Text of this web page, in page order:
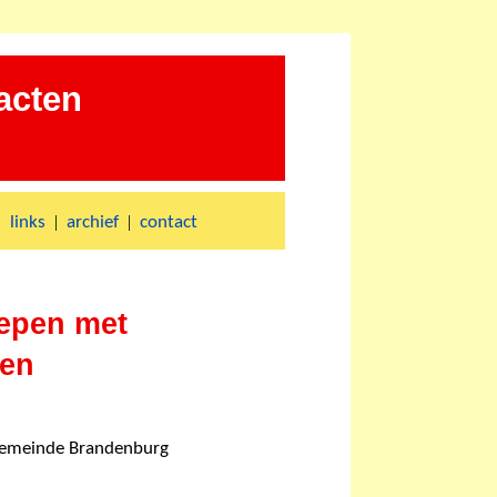
links | archief | contact
met
Brandenburg